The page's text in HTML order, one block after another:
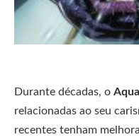
Durante décadas, o
relacionadas ao seu
recentes tenham